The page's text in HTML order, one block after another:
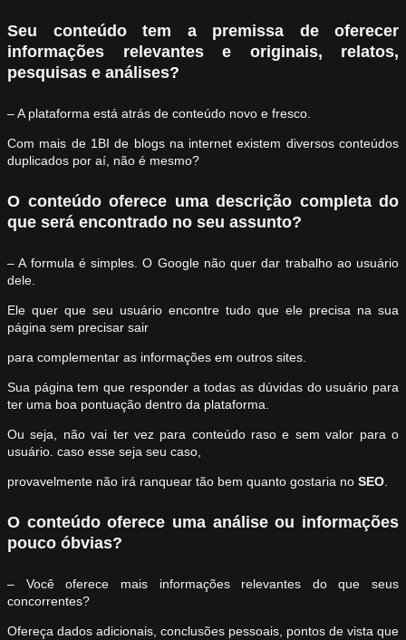
Seu conteúdo tem a premissa de oferecer
informações relevantes e originais, relatos,
pesquisas e análises?
– A plataforma está atrás de conteúdo novo e fresco.
Com mais de 1BI de blogs na internet existem diversos conteúdos
duplicados por aí, não é mesmo?
O conteúdo oferece uma descrição completa do
que será encontrado no seu assunto?
– A formula é simples. O Google não quer dar trabalho ao usuário
dele.
Ele quer que seu usuário encontre tudo que ele precisa na sua
página sem precisar sair
para complementar as informações em outros sites.
Sua página tem que responder a todas as dúvidas do usuário para
ter uma boa pontuação dentro da plataforma.
Ou seja, não vai ter vez para conteúdo raso e sem valor para o
usuário. caso esse seja seu caso,
provavelmente não irá ranquear tão bem quanto gostaria no SEO.
O conteúdo oferece uma análise ou informações
pouco óbvias?
– Você oferece mais informações relevantes do que seus
concorrentes?
Ofereça dados adicionais, conclusões pessoais, pontos de vista que